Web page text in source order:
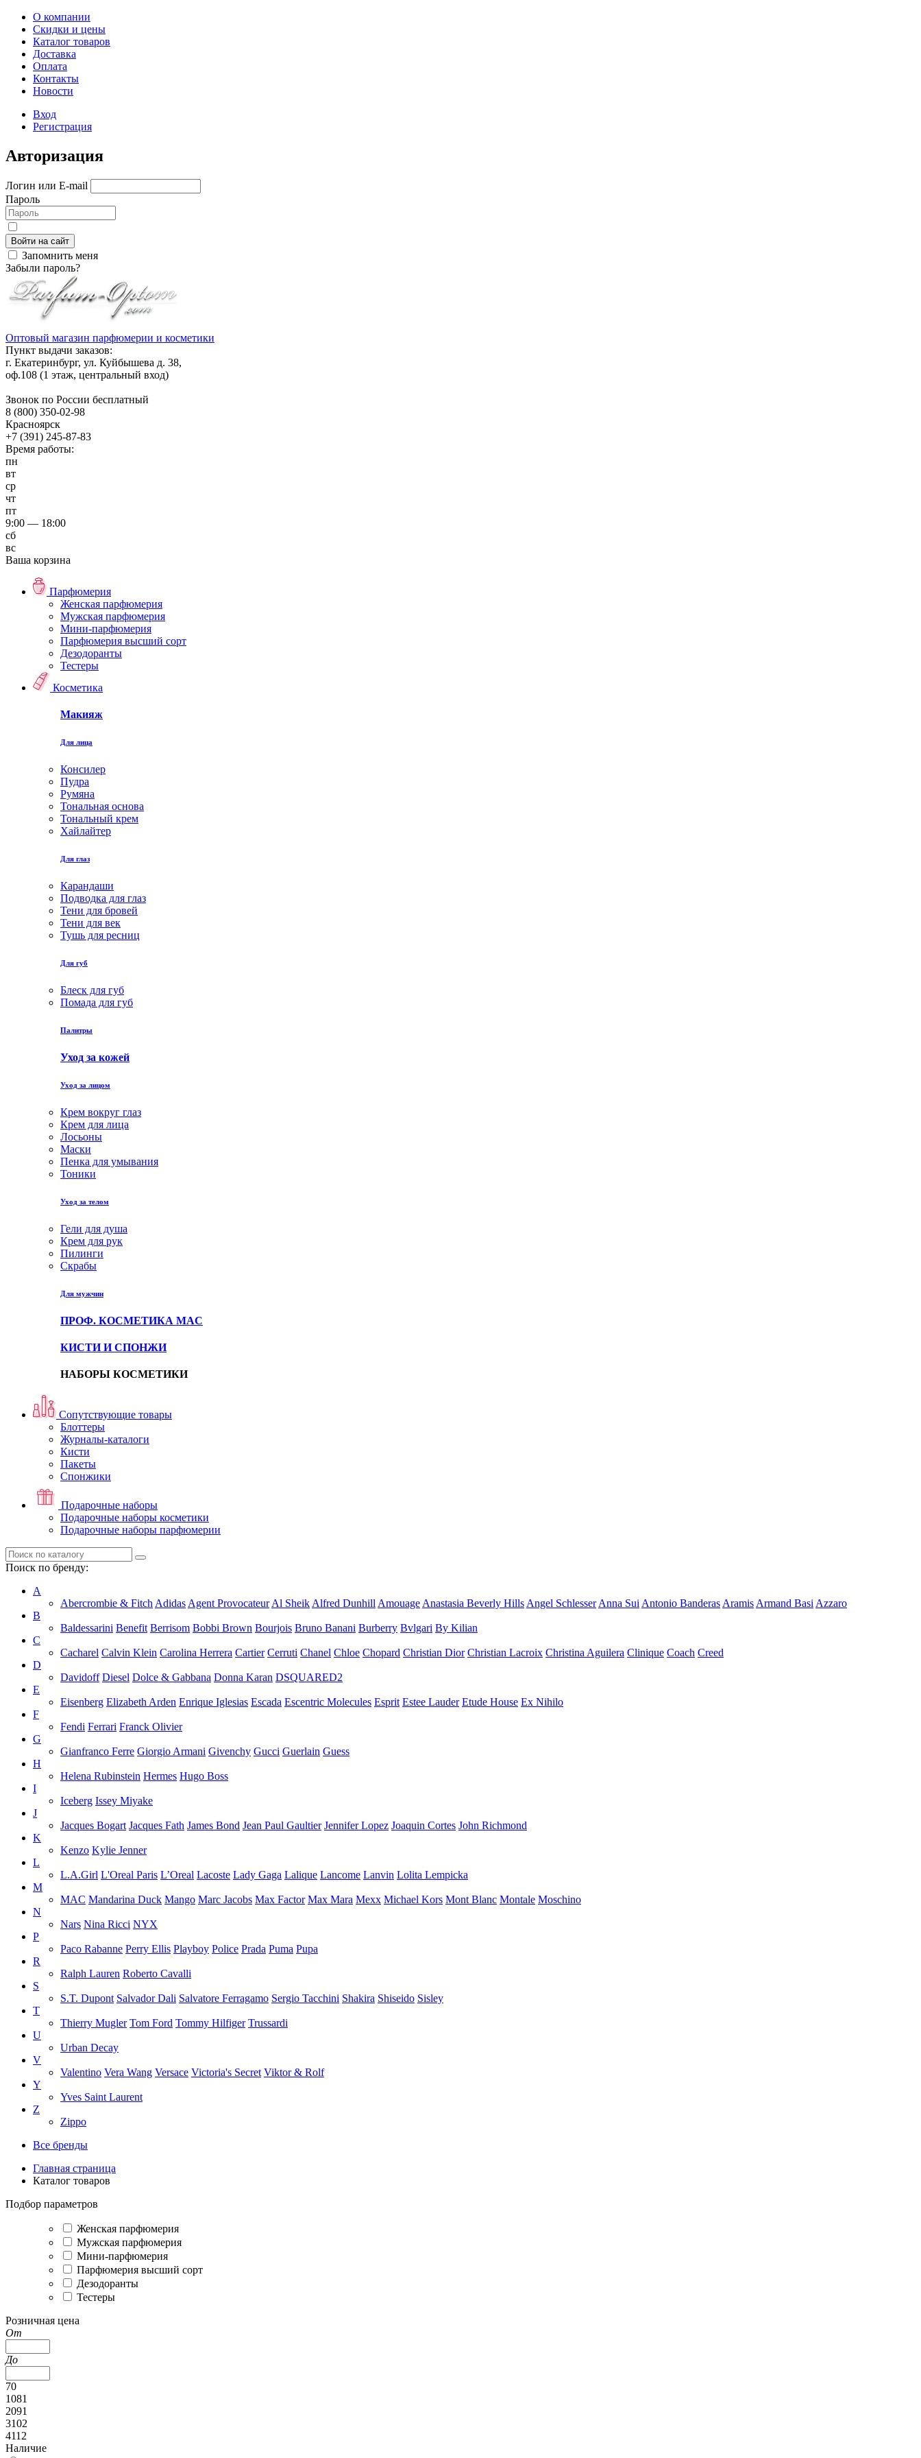
О компании
Скидки и цены
Каталог товаров
Доставка
Оплата
Контакты
Новости
Вход
Регистрация
Авторизация
Логин или E-mail
Пароль
Войти на сайт
Запомнить меня
Забыли пароль?
Оптовый магазин парфюмерии и косметики
Пункт выдачи заказов:
г. Екатеринбург, ул. Куйбышева д. 38,
оф.108 (1 этаж, центральный вход)
Звонок по России бесплатный
8 (800) 350-02-98
Красноярск
+7 (391) 245-87-83
Время работы:
пн
вт
ср
чт
пт
9:00 — 18:00
сб
вс
Ваша корзина
Парфюмерия
Женская парфюмерия
Мужская парфюмерия
Мини-парфюмерия
Парфюмерия высший сорт
Дезодоранты
Тестеры
Косметика
Макияж
Для лица
Консилер
Пудра
Румяна
Тональная основа
Тональный крем
Хайлайтер
Для глаз
Карандаши
Подводка для глаз
Тени для бровей
Тени для век
Тушь для ресниц
Для губ
Блеск для губ
Помада для губ
Палитры
Уход за кожей
Уход за лицом
Крем вокруг глаз
Крем для лица
Лосьоны
Маски
Пенка для умывания
Тоники
Уход за телом
Гели для душа
Крем для рук
Пилинги
Скрабы
Для мужчин
ПРОФ. КОСМЕТИКА MAC
КИСТИ И СПОНЖИ
НАБОРЫ КОСМЕТИКИ
Сопутствующие товары
Блоттеры
Журналы-каталоги
Кисти
Пакеты
Спонжики
Подарочные наборы
Подарочные наборы косметики
Подарочные наборы парфюмерии
Поиск по бренду:
A
Abercrombie & FitchAdidasAgent ProvocateurAl SheikAlfred DunhillAmouageAnastasia Beverly HillsAngel SchlesserAnna SuiAntonio BanderasAramisArmand BasiAzzaro
B
Baldessarini Benefit Berrisom Bobbi Brown Bourjois Bruno Banani Burberry Bvlgari By Kilian
C
Cacharel Calvin Klein Carolina Herrera Cartier Cerruti Chanel Chloe Chopard Christian Dior Christian Lacroix Christina Aguilera Clinique Coach Creed
D
Davidoff Diesel Dolce & Gabbana Donna Karan DSQUARED2
E
Eisenberg Elizabeth Arden Enrique Iglesias Escada Escentric Molecules Esprit Estee Lauder Etude House Ex Nihilo
F
Fendi Ferrari Franck Olivier
G
Gianfranco Ferre Giorgio Armani Givenchy Gucci Guerlain Guess
H
Helena Rubinstein Hermes Hugo Boss
I
Iceberg Issey Miyake
J
Jacques Bogart Jacques Fath James Bond Jean Paul Gaultier Jennifer Lopez Joaquin Cortes John Richmond
K
Kenzo Kylie Jenner
L
L.A.Girl L'Oreal Paris L’Oreal Lacoste Lady Gaga Lalique Lancome Lanvin Lolita Lempicka
M
MAC Mandarina Duck Mango Marc Jacobs Max Factor Max Mara Mexx Michael Kors Mont Blanc Montale Moschino
N
Nars Nina Ricci NYX
P
Paco Rabanne Perry Ellis Playboy Police Prada Puma Pupa
R
Ralph Lauren Roberto Cavalli
S
S.T. Dupont Salvador Dali Salvatore Ferragamo Sergio Tacchini Shakira Shiseido Sisley
T
Thierry Mugler Tom Ford Tommy Hilfiger Trussardi
U
Urban Decay
V
Valentino Vera Wang Versace Victoria's Secret Viktor & Rolf
Y
Yves Saint Laurent
Z
Zippo
Все бренды
Главная страница
Каталог товаров
Подбор параметров
Женская парфюмерия
Мужская парфюмерия
Мини-парфюмерия
Парфюмерия высший сорт
Дезодоранты
Тестеры
Розничная цена
От
До
70
1081
2091
3102
4112
Наличие